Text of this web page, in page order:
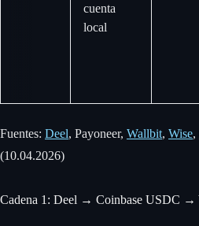
cuenta
local
Fuentes: Deel, Payoneer, Wallbit, Wise,
(10.04.2026)
Cadena 1: Deel → Coinbase USDC